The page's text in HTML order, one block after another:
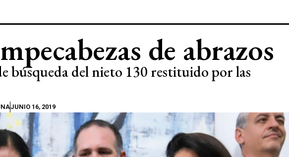
de abrazos
búsqueda del nieto 130 restituido por las
JUNIO 16, 2019